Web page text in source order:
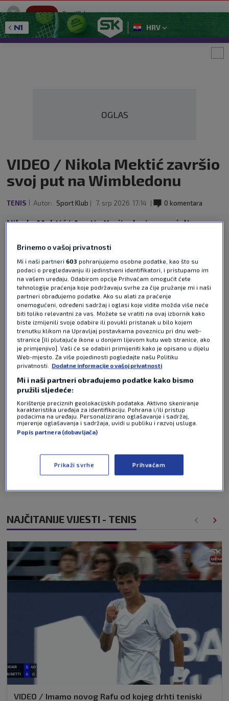
SportKlub
Sport portal
GET - On the Google Play
HRV
OGLAS
VIDEO / Nikola Mektić završio
svoj put na Wimbledonu
TENIS Autor: Sport Klub 7. srp 2026 17:14 0 komentara
Nikola Mektić i Austin Krajicek nisu uspjeli
pobjede u ponedjeljak protiv Simonea Bolellija i
Andree Vavassorija, u utorak su kobni za njih bili
Australac Thanasi Kokkinakis i Amerikanac
srpskih korijena Aleksandar Kovačević.
Australsko-američki par slavio je s 2-0 u
setovima. Pročitaj više
Pošalji odgovor
Pošalji
NAJČITANIJE VIJESTI - TENIS
VIDEO / Imamo novog Rafu od kojeg drhti teniski
Brinemo o vašoj privatnosti
Mi i naši partneri 603 pohranjujemo osobne podatke, kao što su
podaci o pregledavanju ili jedinstveni identifikatori, i pristupamo im
na vašem uređaju. Odabirom opcije Prihvaćam omogućit ćete
tehnologije praćenja koje podržavaju svrhe za čije pružanje mi i naši
partneri obrađujemo podatke. Ako su alati za praćenje
onemogućeni, određeni sadržaj i oglasi koje vidite možda više neće
biti toliko relevantni za vas. Možete se vratiti na ovaj izbornik kako
biste izmijenili svoje odabire ili povukli pristanak u bilo kojem
trenutku klikom na Upravljaj postavkama poveznicu pri dnu web-
stranice [ili plutajuće ikone u donjem lijevom kutu web stranice, ako
je primjenjivo]. Vaši će se odabiri primijeniti kako je opisano u dijelu
Web-mjesto. Za više pojedinosti pogledajte našu Politiku
privatnosti. Dodatne informacije o vašoj privatnosti
Mi i naši partneri obrađujemo podatke kako bismo
pružili sljedeće:
Korištenje preciznih geolokacijskih podataka. Aktivno skeniranje
karakteristika uređaja za identifikaciju. Pohrana i/ili pristup
podacima na uređaju. Personalizirano oglašavanje i sadržaj,
mjerenje oglašavanja i sadržaja, uvidi u publiku i razvoj usluga.
Popis partnera (dobavljača)
Prikaži svrhe Prihvaćam